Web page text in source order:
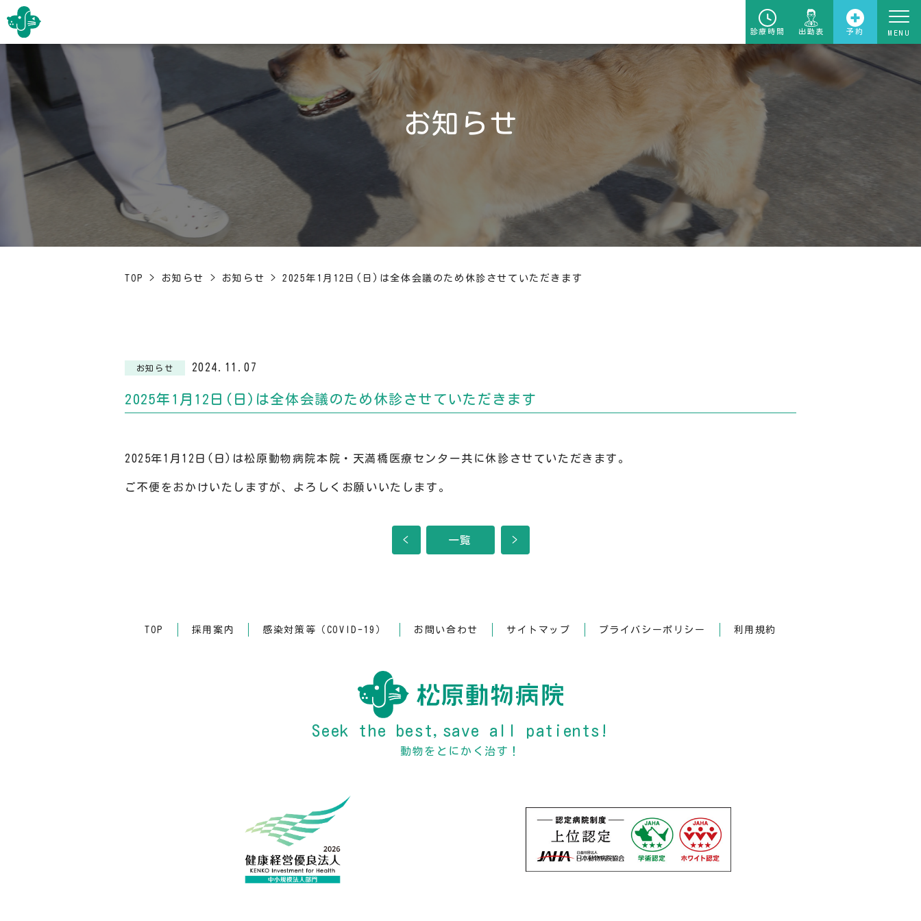
診療時間 出勤表 予約
お知らせ
TOP > お知らせ > お知らせ >2025年1月12日(日)は全体会議のため休診させていただきます
お知らせ 2024.11.07
2025年1月12日(日)は全体会議のため休診させていただきます
2025年1月12日(日)は松原動物病院本院・天満橋医療センター共に休診させていただきます。
ご不便をおかけいたしますが、よろしくお願いいたします。
< 一覧 >
TOP 採用案内 感染対策等（COVID-19） お問い合わせ サイトマップ プライバシーポリシー 利用規約
Seek the best,save all patients!
動物をとにかく治す！